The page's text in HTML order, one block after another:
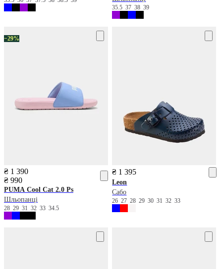
35.5373839
−29%
₴ 1 390
₴ 990
PUMA Cool Cat 2.0 Ps
Шльопанці
28 29 31 32 33 34.5
₴ 1 395
Leon
Сабо
2627282930313233